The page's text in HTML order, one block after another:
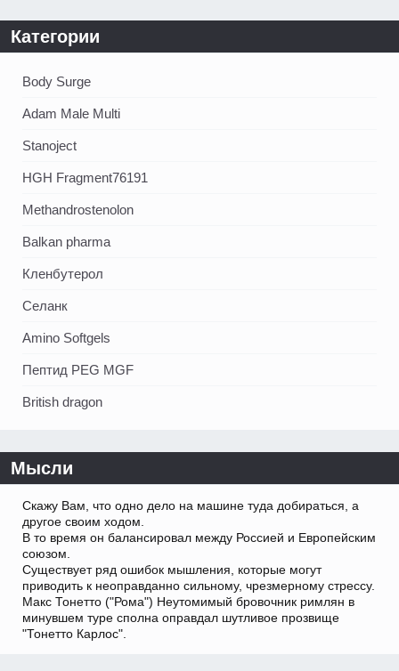
Категории
Body Surge
Adam Male Multi
Stanoject
HGH Fragment76191
Methandrostenolon
Balkan pharma
Кленбутерол
Селанк
Amino Softgels
Пептид PEG MGF
British dragon
Мысли
Скажу Вам, что одно дело на машине туда добираться, а
другое своим ходом.
В то время он балансировал между Россией и Европейским
союзом.
Существует ряд ошибок мышления, которые могут
приводить к неоправданно сильному, чрезмерному стрессу.
Макс Тонетто ("Рома") Неутомимый бровочник римлян в
минувшем туре сполна оправдал шутливое прозвище
"Тонетто Карлос".